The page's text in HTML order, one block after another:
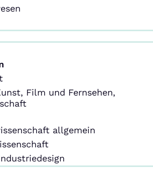
Film und Fernsehen,
allgemein